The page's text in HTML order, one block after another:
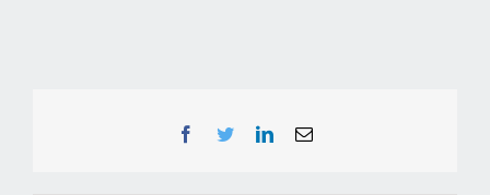
Facebook
TwitterLinkedInEmail